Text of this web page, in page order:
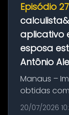
Episódio
aplicativo
esposa
Antônio
Manaus –
obtidas
momento
20/07/2026